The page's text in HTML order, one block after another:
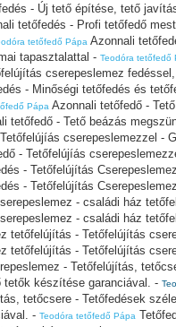
- Új tető építése, tető
tetőfedés - Profi tetőfedő
tetőfedő Pápa Azonnali
tapasztalattal - Teodóra tetőfedő
cserepeslemez
- Minőségi tetőfedés és
Pápa Azonnali tetőfedő -
tetőfedő - Tető beázás
cserepeslemezzel -
- Tetőfelújíás
- Tetőfelújítás
- Tetőfelújítás
- családi ház
- családi ház
tetőfelújítás - Tetőfelújítás
tetőfelújítás - Tetőfelújítás
- Tetőfelújítás,
készítése garanciával. -
tetőcsere - Tetőfedések
- Teodóra tetőfedő Pápa